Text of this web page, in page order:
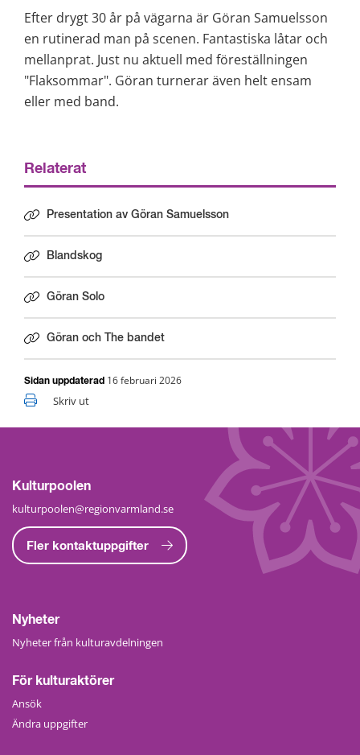
Efter drygt 30 år på vägarna är Göran Samuelsson
en rutinerad man på scenen. Fantastiska låtar och
mellanprat. Just nu aktuell med föreställningen
"Flaksommar". Göran turnerar även helt ensam
eller med band.
Relaterat
Presentation av Göran Samuelsson
Blandskog
Göran Solo
Göran och The bandet
Sidan uppdaterad 16 februari 2026
Skriv ut
Kulturpoolen
kulturpoolen@regionvarmland.se
Fler kontaktuppgifter
Nyheter
Nyheter från kulturavdelningen
För kulturaktörer
Ansök
Ändra uppgifter